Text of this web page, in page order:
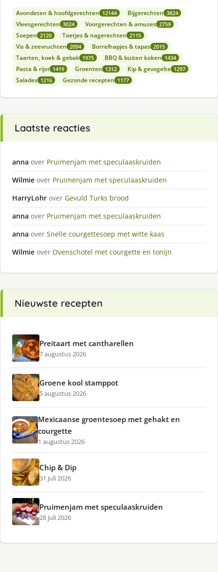
Avondeten & hoofdgerechten 12144 Bijgerechten 3824
Vleesgerechten 3024 Voorgerechten & amuses 2759
Soepen 2120 Toetjes & nagerechten 2115
Vis & zeevruchten 2094 Borrelhapjes & tapas 2015
Taarten, koek & gebak 1975 BBQ & buiten koken 1434
Pasta & rijst 1419 Groenten 1312 Kip & gevogelte 1297
Salades 1216 Gezonde recepten 1177
Laatste reacties
anna over Pruimenjam met speculaaskruiden
Wilmie over Pruimenjam met speculaaskruiden
HarryLohr over Gevuld Turks brood
anna over Pruimenjam met speculaaskruiden
anna over Snelle courgettesoep met witte kaas
Wilmie over Ovenschotel met courgette en tonijn
Nieuwste recepten
Preitaart met cantharellen
7 augustus 2026
Groene kool stamppot
5 augustus 2026
Mexicaanse groentesoep met gehakt en
courgette
1 augustus 2026
Chip & Dip
31 juli 2026
Pruimenjam met speculaaskruiden
28 juli 2026